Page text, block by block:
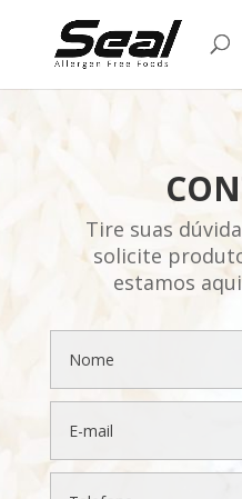
Tire suas
solicite
estamos